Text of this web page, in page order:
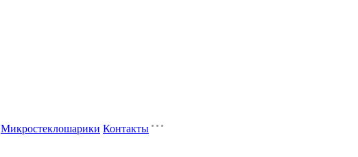
Микростеклошарики Контакты